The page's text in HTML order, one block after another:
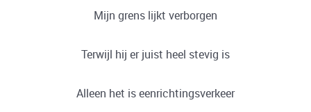
Mijn grens lijkt verborgen
Terwijl hij er juist heel stevig is
Alleen het is eenrichtingsverkeer